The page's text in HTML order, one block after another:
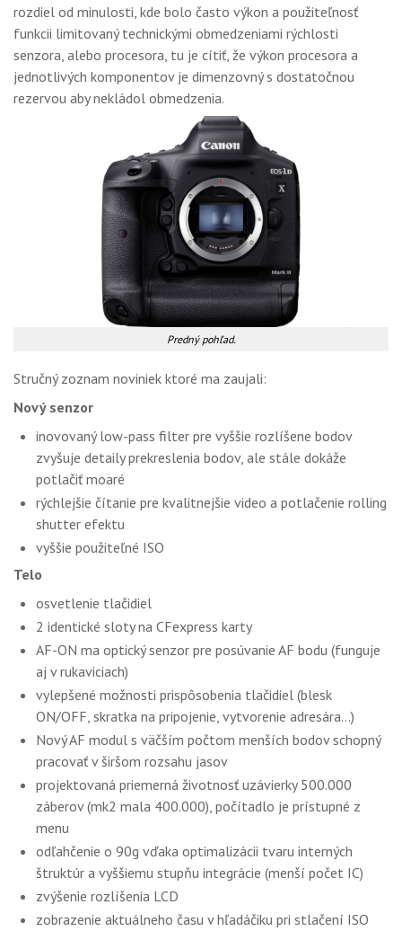
rozdiel od minulosti, kde bolo často výkon a použiteľnosť
funkcii limitovaný technickými obmedzeniami rýchlosti
senzora, alebo procesora, tu je cítiť, že výkon procesora a
jednotlivých komponentov je dimenzovný s dostatočnou
rezervou aby nekládol obmedzenia.
Predný pohľad.
Stručný zoznam noviniek ktoré ma zaujali:
Nový senzor
inovovaný low-pass filter pre vyššie rozlíšene bodov
zvyšuje detaily prekreslenia bodov, ale stále dokáže
potlačiť moaré
rýchlejšie čítanie pre kvalitnejšie video a potlačenie rolling
shutter efektu
vyššie použiteľné ISO
Telo
osvetlenie tlačidiel
2 identické sloty na CFexpress karty
AF-ON ma optický senzor pre posúvanie AF bodu (funguje
aj v rukaviciach)
vylepšené možnosti prispôsobenia tlačidiel (blesk
ON/OFF, skratka na pripojenie, vytvorenie adresára...)
Nový AF modul s väčším počtom menších bodov schopný
pracovať v širšom rozsahu jasov
projektovaná priemerná životnosť uzávierky 500.000
záberov (mk2 mala 400.000), počítadlo je prístupné z
menu
odľahčenie o 90g vďaka optimalizácii tvaru interných
štruktúr a vyššiemu stupňu integrácie (menší počet IC)
zvýšenie rozlíšenia LCD
zobrazenie aktuálneho času v hľadáčiku pri stlačení ISO